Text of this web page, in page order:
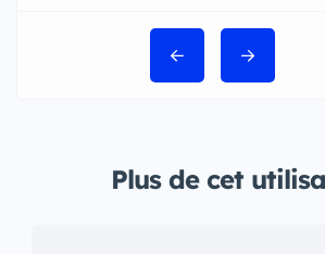
Plus de cet